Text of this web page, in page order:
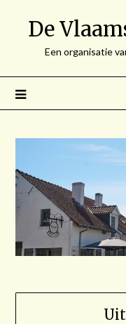
De
Een organisatie